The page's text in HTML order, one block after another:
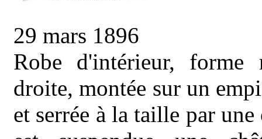
29 mars 1896
Robe d'intérieur, forme
droite, montée sur un
et serrée à la taille par